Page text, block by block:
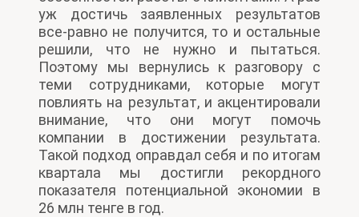
уж достичь заявленных результатов
все-равно не получится, то и остальные
решили, что не нужно и пытаться.
Поэтому мы вернулись к разговору с
теми сотрудниками, которые могут
повлиять на результат, и акцентировали
внимание, что они могут помочь
компании в достижении результата.
Такой подход оправдал себя и по итогам
квартала мы достигли рекордного
показателя потенциальной экономии в
26 млн тенге в год.